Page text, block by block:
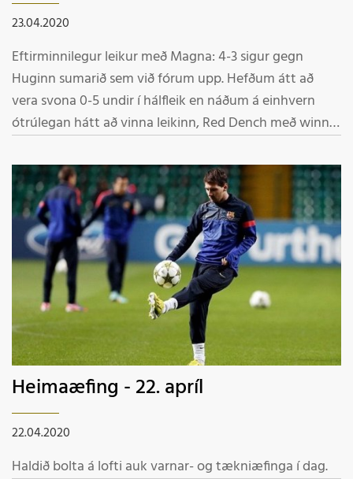
23.04.2020
Eftirminnilegur leikur með Magna: 4-3 sigur gegn
Huginn sumarið sem við fórum upp. Hefðum átt að
vera svona 0-5 undir í hálfleik en náðum á einhvern
ótrúlegan hátt að vinna leikinn, Red Dench með winner
aldrei sést á Víkinni.
Heimaæfing - 22. apríl
22.04.2020
Haldið bolta á lofti auk varnar- og tækniæfinga í dag.